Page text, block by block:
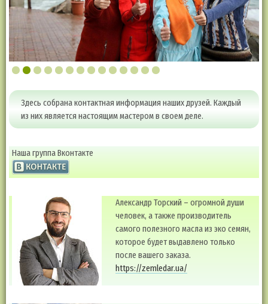
Галина Ель Шарас
Здесь собрана контактная информация наших друзей. Каждый
из них является настоящим мастером в своем деле.
Наша группа Вконтакте
Александр Торский – огромной души
человек, а также производитель
самого полезного масла из эко семян,
которое будет выдавлено только
после вашего заказа.
https://zemledar.ua/